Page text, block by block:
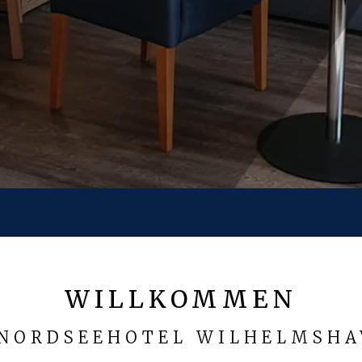
WILLKOMMEN